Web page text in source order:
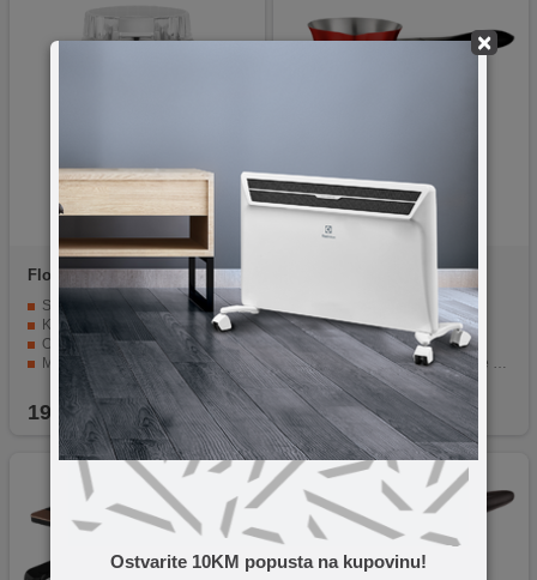
×
Ostvarite 10KM popusta na kupovinu!
Floria ZLN2398
Snaga 350 W
Kapacitet od 250 ml / 60 g zrna kafe
Oštrice su od nerđajućeg čelika
Mlin je izrađen od plastike
Kompaktan i jednostavan za korištenje
19,90 KM
Priprema do 6 šoljica kafe
Indikator rada
Skriveni grijač za smanjenje rizika od opekotina
Rotacija za jednostavno rukovanje i sigurnost
29,90KM